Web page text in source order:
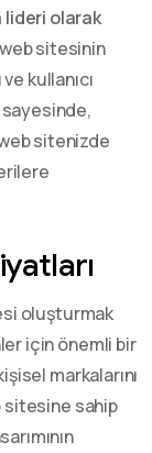
lideri olarak
sitesinin
kullanıcı
sitenizde
oluşturmak
için önemli bir
markalarını
sitesine sahip